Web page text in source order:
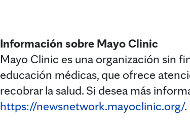
Información sobre Mayo Clinic
Mayo Clinic es una organización sin
educación médicas, que ofrece
recobrar la salud. Si desea más
https://newsnetwork.mayoclinic.org/.